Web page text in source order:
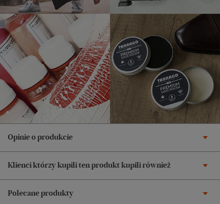
Opinie o produkcie
Klienci którzy kupili ten produkt kupili również
Polecane produkty